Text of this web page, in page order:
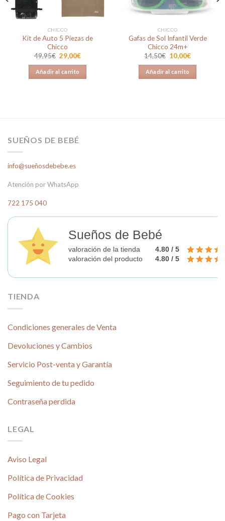
CHICCO
Kit de Auto 5 Piezas de
Chicco
49,95€ El
precio
original
era:
49,95€.
29,00€El
29,00€.
Añadir al carrito
CHICCO
Gafas de Sol Infantil Verde
Chicco 24m+
14,50€ El
precio
original
era:
14,50€.
10,00€El
10,00€.
Añadir al carrito
SUEÑOS DE BEBÉ
info@sueñosdebebe.es
Atención por WhatsApp
722 175 040
Sueños de Bebé
valoración de la tienda
4.80 / 5
valoración del producto
4.80 / 5
TIENDA
Condiciones generales de Venta
Devoluciones y Cambios
Servicio Post-venta y Garantía
Seguimiento de tu pedido
Contraseña perdida
LEGAL
Aviso Legal
Política de Privacidad
Política de Cookies
Pago con Tarjeta